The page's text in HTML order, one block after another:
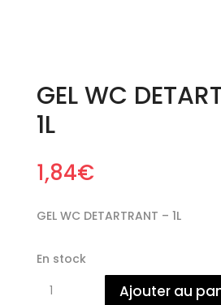
GEL WC
1L
1,84€
GEL WC DETARTRANT – 1L
En stock
de
Ajouter au